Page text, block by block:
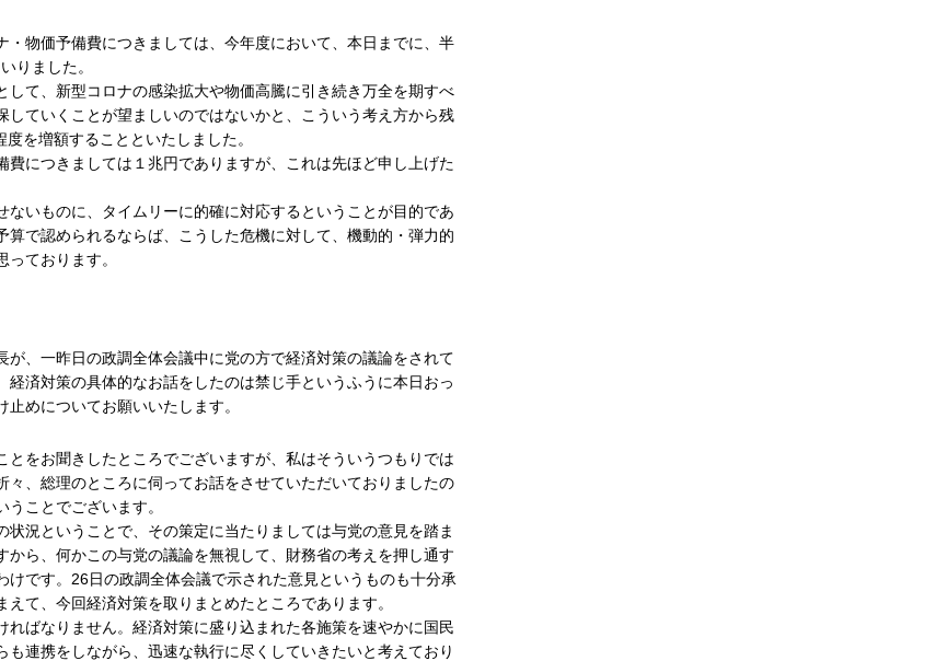
・物価予備費につきましては、今年度において、本日までに、半
りました。
して、新型コロナの感染拡大や物価高騰に引き続き万全を期すべ
していくことが望ましいのではないかと、こういう考え方から残
を増額することといたしました。
費につきましては１兆円でありますが、これは先ほど申し上げた
ないものに、タイムリーに的確に対応するということが目的であ
算で認められるならば、こうした危機に対して、機動的・弾力的
ております。
が、一昨日の政調全体会議中に党の方で経済対策の議論をされて
済対策の具体的なお話をしたのは禁じ手というふうに本日おっ
めについてお願いいたします。
をお聞きしたところでございますが、私はそういうつもりでは
々、総理のところに伺ってお話をさせていただいておりましたの
ことでございます。
況ということで、その策定に当たりましては与党の意見を踏ま
から、何かこの与党の議論を無視して、財務省の考えを押し通す
けです。26日の政調全体会議で示された意見というものも十分承
て、今回経済対策を取りまとめたところであります。
ればなりません。経済対策に盛り込まれた各施策を速やかに国民
連携をしながら、迅速な執行に尽くしていきたいと考えており